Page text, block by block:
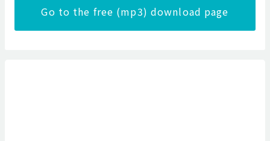
Go to the free (mp3) download page